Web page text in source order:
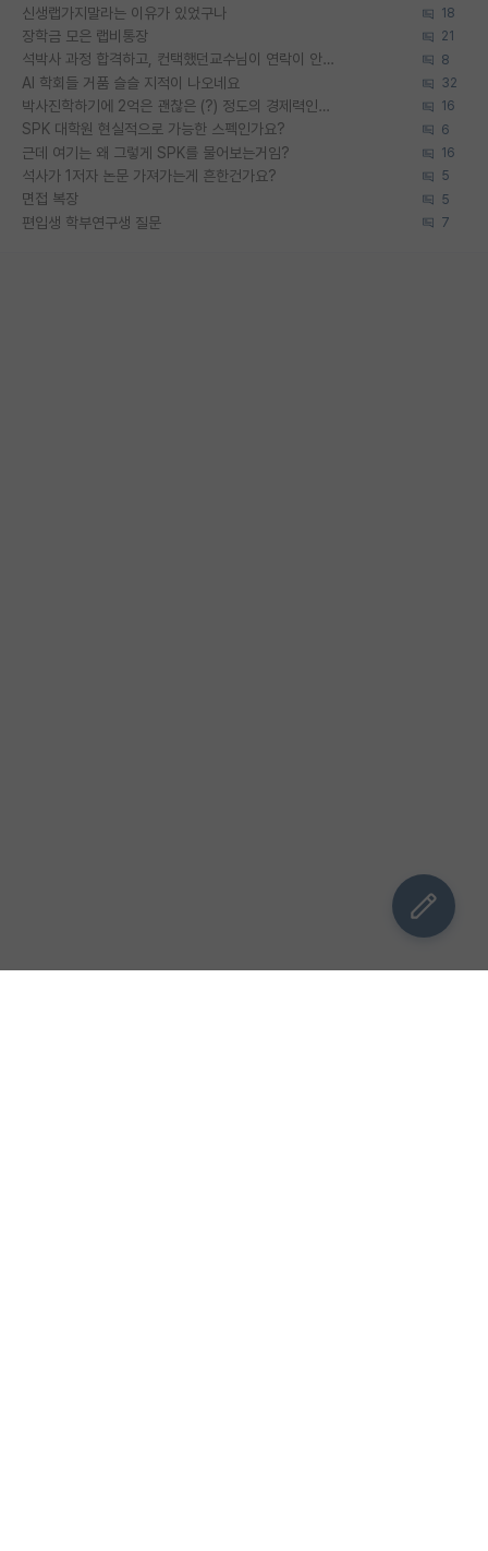
신생랩가지말라는 이유가 있었구나 18
장학금 모은 랩비통장 21
석박사 과정 합격하고, 컨택했던교수님이 연락이 안됩니다... 8
AI 학회들 거품 슬슬 지적이 나오네요 32
박사진학하기에 2억은 괜찮은 (?) 정도의 경제력인가요 16
SPK 대학원 현실적으로 가능한 스펙인가요? 6
근데 여기는 왜 그렇게 SPK를 물어보는거임? 16
석사가 1저자 논문 가져가는게 흔한건가요? 5
면접 복장 5
편입생 학부연구생 질문 7